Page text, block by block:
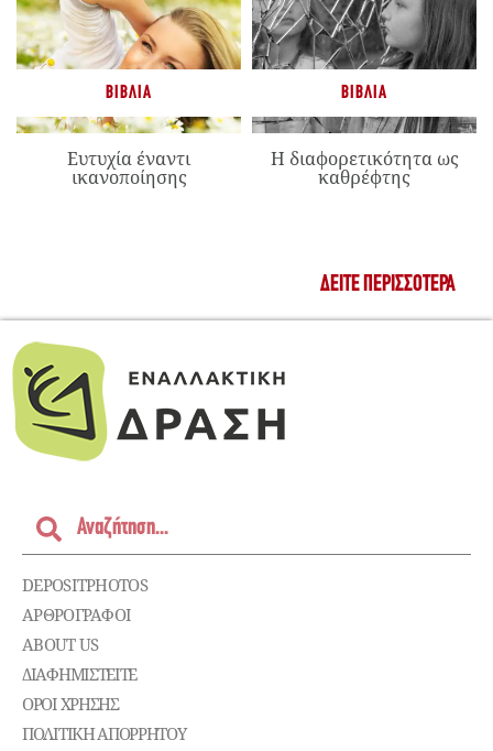
ΒΙΒΛΊΑ
Ευτυχία έναντι
ικανοποίησης
ΒΙΒΛΊΑ
Η διαφορετικότητα ως
καθρέφτης
ΔΕΊΤΕ ΠΕΡΙΣΣΌΤΕΡΑ
DEPOSITPHOTOS
ΑΡΘΡΟΓΡΑΦΟΙ
ABOUT US
ΔΙΑΦΗΜΙΣΤΕΊΤΕ
ΌΡΟΙ ΧΡΉΣΗΣ
ΠΟΛΙΤΙΚΉ ΑΠΟΡΡΉΤΟΥ